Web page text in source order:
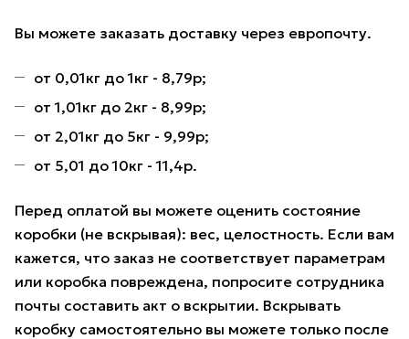
Вы можете заказать доставку через европочту.
от 0,01кг до 1кг - 8,79р;
от 1,01кг до 2кг - 8,99р;
от 2,01кг до 5кг - 9,99р;
от 5,01 до 10кг - 11,4р.
Перед оплатой вы можете оценить состояние
коробки (не вскрывая): вес, целостность. Если вам
кажется, что заказ не соответствует параметрам
или коробка повреждена, попросите сотрудника
почты составить акт о вскрытии. Вскрывать
коробку самостоятельно вы можете только после